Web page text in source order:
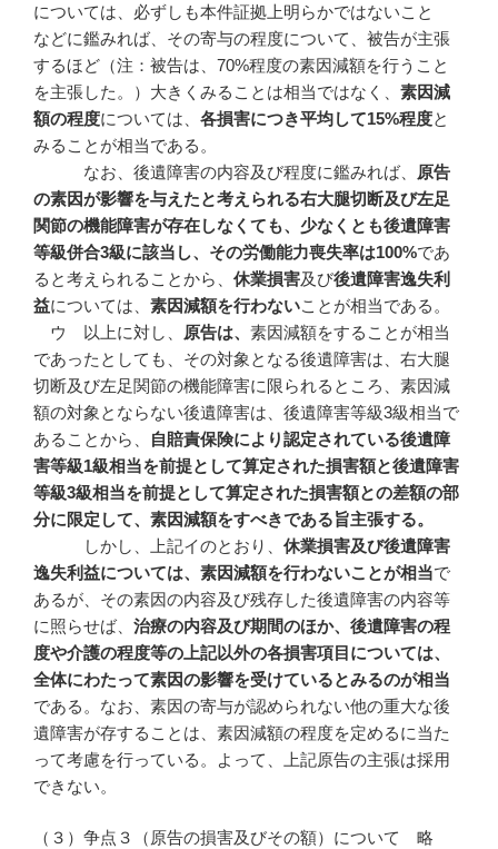
については、必ずしも本件証拠上明らかではないこと
などに鑑みれば、その寄与の程度について、被告が主張
するほど（注：被告は、70%程度の素因減額を行うこと
を主張した。）大きくみることは相当ではなく、 素因減
額の程度については、 各損害につき平均して15%程度と
みることが相当である。
なお、後遺障害の内容及び程度に鑑みれば、
原告
の素因が影響を与えたと考えられる右大腿切断及び左足
関節の機能障害が存在しなくても、少なくとも後遺障害
等級併合3級に該当し、その労働能力喪失率は100%であ
ると考えられることから、 休業損害及び後遺障害逸失利
益については、 素因減額を行わないことが相当である。
ウ 以上に対し、
原告は、 素因減額をすることが相当
であったとしても、その対象となる後遺障害は、右大腿
切断及び左足関節の機能障害に限られるところ、素因減
額の対象とならない後遺障害は、後遺障害等級3級相当で
あることから、
自賠責保険により認定されている後遺障
害等級1級相当を前提として算定された損害額と後遺障害
等級3級相当を前提として算定された損害額との差額の部
分に限定して、素因減額をすべきである旨主張する。
しかし、上記イのとおり、 休業損害及び後遺障害
逸失利益については、素因減額を行わないことが相当で
あるが、その素因の内容及び残存した後遺障害の内容等
に照らせば、 治療の内容及び期間のほか、後遺障害の程
度や介護の程度等の上記以外の各損害項目については、
全体にわたって素因の影響を受けているとみるのが相当
である。なお、素因の寄与が認められない他の重大な後
遺障害が存することは、素因減額の程度を定めるに当た
って考慮を行っている。よって、上記原告の主張は採用
できない。
（３）争点３（原告の損害及びその額）について 略